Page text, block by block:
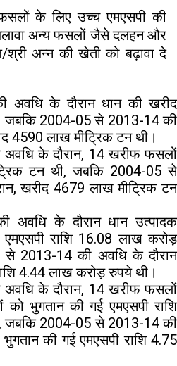
के लिए उच्च एमएसपी की
अन्य फसलों जैसे दलहन और
अन्न की खेती को बढ़ावा दे
के दौरान धान की खरीद
जबकि 2004-05 से 2013-14 की
4590 लाख मीट्रिक टन थी।
के दौरान, 14 खरीफ फसलों
टन थी, जबकि 2004-05 से
खरीद 4679 लाख मीट्रिक टन
अवधि के दौरान धान उत्पादक
राशि 16.08 लाख करोड़
2013-14 की अवधि के दौरान
4.44 लाख करोड़ रुपये थी।
के दौरान, 14 खरीफ फसलों
भुगतान की गई एमएसपी राशि
जबकि 2004-05 से 2013-14 की
की गई एमएसपी राशि 4.75